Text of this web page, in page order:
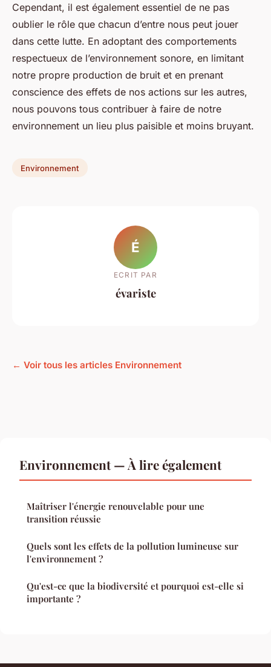
Cependant, il est également essentiel de ne pas
oublier le rôle que chacun d’entre nous peut jouer
dans cette lutte. En adoptant des comportements
respectueux de l’environnement sonore, en limitant
notre propre production de bruit et en prenant
conscience des effets de nos actions sur les autres,
nous pouvons tous contribuer à faire de notre
environnement un lieu plus paisible et moins bruyant.
Environnement
É
ECRIT PAR
évariste
← Voir tous les articles Environnement
Environnement — À lire également
Maîtriser l'énergie renouvelable pour une
transition réussie
Quels sont les effets de la pollution lumineuse sur
l'environnement ?
Qu'est-ce que la biodiversité et pourquoi est-elle si
importante ?